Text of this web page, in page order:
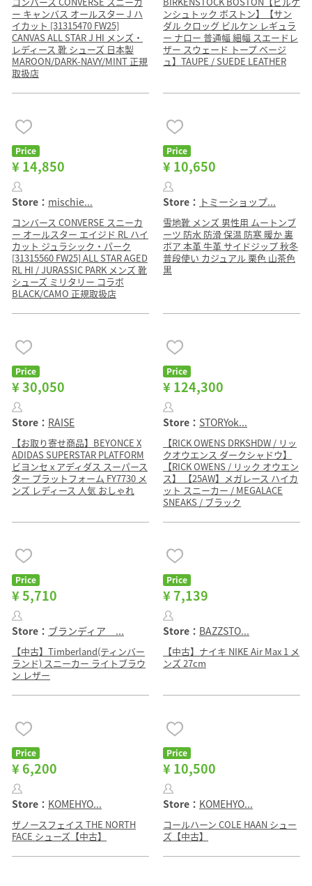
ー キャンバス オールスター J ハ
イカット [31315470 FW25]
CANVAS ALL STAR J HI メンズ・
レディース 靴 シューズ 日本製
MAROON/DARK-NAVY/MINT 正規
取扱店
ンシュトック ボストン】【サン
ダル クロッグ ビルケン レギュラ
ー ナロー 普通幅 細幅 スエードレ
ザー スウェード トープ ベージ
ュ】TAUPE / SUEDE LEATHER
Price
¥ 14,850
Store： mischie...
コンバース CONVERSE スニーカ
ー オールスター エイジド RL ハイ
カット ジュラシック・パーク
[31315560 FW25] ALL STAR AGED
RL HI / JURASSIC PARK メンズ 靴
シューズ ミリタリー コラボ
BLACK/CAMO 正規取扱店
Price
¥ 10,650
Store： トミーショップ...
雪地靴 メンズ 男性用 ムートンブ
ーツ 防水 防滑 保温 防寒 暖か 裏
ボア 本革 牛革 サイドジップ 秋冬
普段使い カジュアル 栗色 山茶色
黒
Price
¥ 30,050
Store： RAISE
【お取り寄せ商品】BEYONCE X
ADIDAS SUPERSTAR PLATFORM
ビヨンセ x アディダス スーパース
ター プラットフォーム FY7730 メ
ンズ レディース 人気 おしゃれ
Price
¥ 124,300
Store： STORYok...
【RICK OWENS DRKSHDW / リッ
クオウエンス ダークシャドウ】
【RICK OWENS / リック オウエン
ス】 【25AW】メガレース ハイカ
ット スニーカー / MEGALACE
SNEAKS / ブラック
Price
¥ 5,710
Store： ブランディア ...
【中古】Timberland(ティンバー
ランド) スニーカー ライトブラウ
ン レザー
Price
¥ 7,139
Store： BAZZSTO...
【中古】ナイキ NIKE Air Max 1 メ
ンズ 27cm
Price
¥ 6,200
Store： KOMEHYO...
ザノースフェイス THE NORTH
FACE シューズ【中古】
Price
¥ 10,500
Store： KOMEHYO...
コールハーン COLE HAAN シュー
ズ【中古】